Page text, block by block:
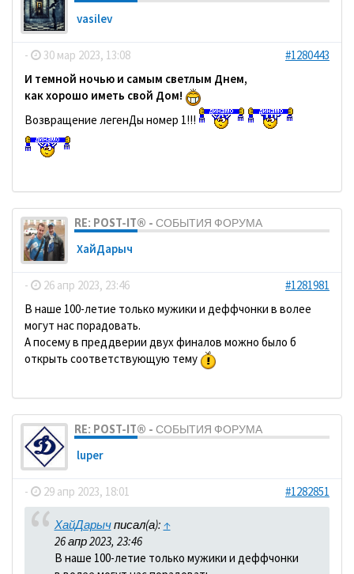
vasilev
- 30 мар 2023, 13:08
#1280443
И темной ночью и самым светлым Днем,
как хорошо иметь свой Дом!
Возвращение легенДы номер 1!!!
RE: POST-IT® - СОБЫТИЯ ФОРУМА
ХайДарыч
- 26 апр 2023, 23:46
#1281981
В наше 100-летие только мужики и деффчонки в волее
могут нас порадовать.
А посему в преддверии двух финалов можно было б
открыть соответствующую тему
RE: POST-IT® - СОБЫТИЯ ФОРУМА
luper
- 29 апр 2023, 18:01 #1282851
ХайДарычписал(а): ↑
26 апр 2023, 23:46
В наше 100-летие только мужики и деффчонки